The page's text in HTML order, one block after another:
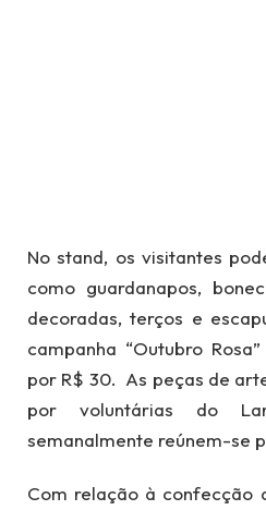
No stand, os visitantes
como guardanapos,
decoradas, terços e
campanha “Outubro
por R$ 30. As peças de
por voluntárias do
semanalmente reúnem-se
Com relação à confecção